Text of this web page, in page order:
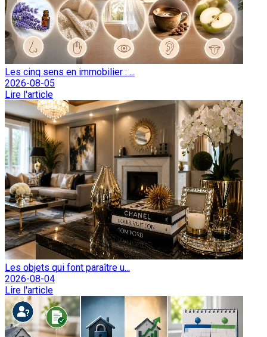
Les cinq sens en immobilier : ...
2026-08-05
Lire l'article
Les objets qui font paraître u...
2026-08-04
Lire l'article